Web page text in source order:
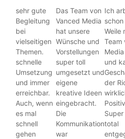
sehr gute
Begleitung
bei
vielseitigen
Themen.
schnelle
Umsetzung
und immer
erreichbar.
Auch, wenn
es mal
schnell
gehen
Das Team von
Vanced Media
hat unsere
Wünsche und
Vorstellungen
super toll
umgesetzt und
eigene
kreative Ideen
eingebracht.
Die
Kommunikation
war
Ich
Weile
Team
und
der
total